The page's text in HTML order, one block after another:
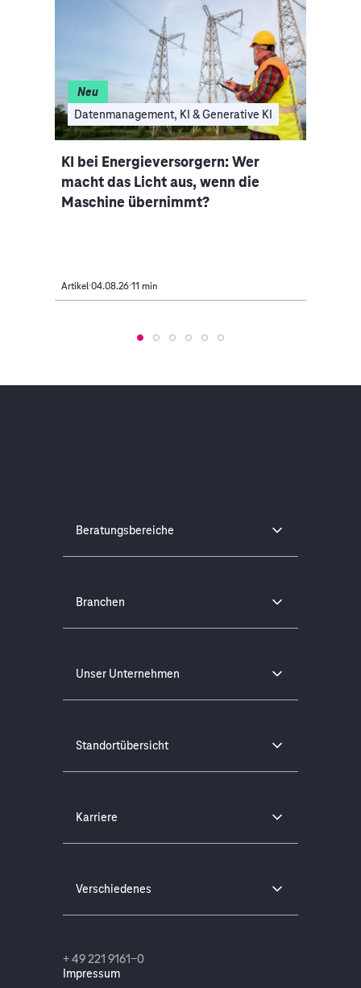
Datenmanagement, KI & Generative KI
Neu
KI bei Energieversorgern: Wer
macht das Licht aus, wenn die
Maschine übernimmt?
Artikel 04.08.26 11 min
Beratungsbereiche
Branchen
Unser Unternehmen
Standortübersicht
Karriere
Verschiedenes
Impressum
+ 49 221 9161-0